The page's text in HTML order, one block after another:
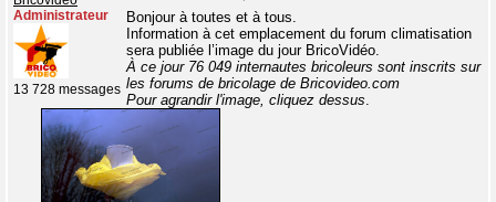
Administrateur
13 728 messages
Bonjour à toutes et à tous.
Information à cet emplacement du forum climatisation
sera publiée l’image du jour BricoVidéo.
À ce jour 76 049 internautes bricoleurs sont inscrits sur
les forums de bricolage de Bricovideo.com
Pour agrandir l'image, cliquez dessus.